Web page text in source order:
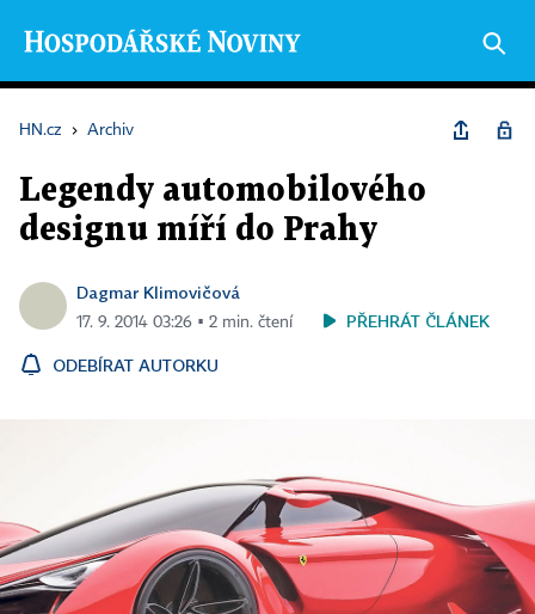
HN.cz › Archiv
Legendy automobilového
designu míří do Prahy
Dagmar Klimovičová
17. 9. 2014 03:26 ▪ 2 min. čtení PŘEHRÁT ČLÁNEK
ODEBÍRAT AUTORKU